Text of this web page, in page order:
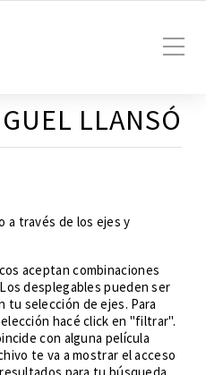
LLANSÓ
a través de los ejes y
aceptan combinaciones
desplegables pueden ser
tu selección de ejes. Para
hacé click en "filtrar".
con alguna película
te va a mostrar el acceso